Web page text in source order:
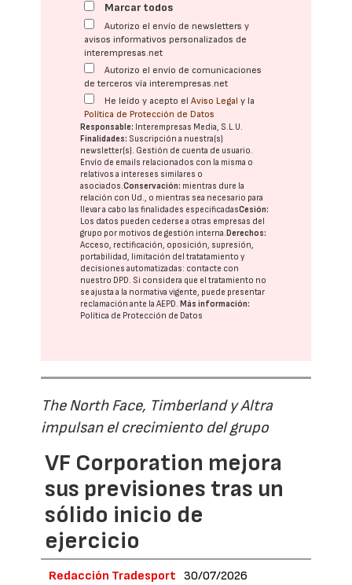
Marcar todos
Autorizo el envío de newsletters y
avisos informativos personalizados de
interempresas.net
Autorizo el envío de comunicaciones
de terceros vía interempresas.net
He leído y acepto elAviso Legal y la
Política de Protección de Datos
Responsable: Interempresas Media, S.L.U.
Finalidades: Suscripción a nuestra(s)
newsletter(s). Gestión de cuenta de usuario.
Envío de emails relacionados con la misma o
relativos a intereses similares o
asociados.Conservación: mientras dure la
relación con Ud., o mientras sea necesario para
llevar a cabo las finalidades especificadasCesión:
Los datos pueden cederse a otras empresas del
grupo por motivos de gestión interna. Derechos:
Acceso, rectificación, oposición, supresión,
portabilidad, limitación del tratatamiento y
decisiones automatizadas: contacte con
nuestro DPD. Si considera que el tratamiento no
se ajusta a la normativa vigente, puede presentar
reclamación ante laAEPD. Más información:
Política de Protección de Datos
The North Face, Timberland y Altra
impulsan el crecimiento del grupo
VF Corporation mejora
sus previsiones tras un
sólido inicio de
ejercicio
Redacción Tradesport 30/07/2026